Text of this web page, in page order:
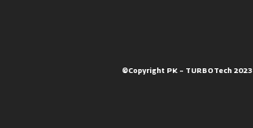
©Copyright PK – TURBOTech 2023